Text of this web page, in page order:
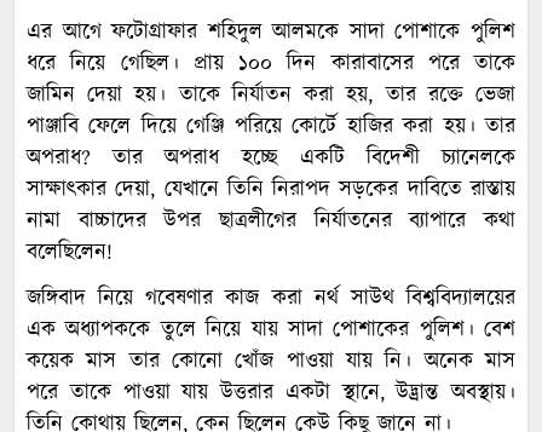
এর আগে ফটোগ্রাফার শহিদুল আলমকে সাদা পোশাকে পুলিশ
ধরে নিয়ে গেছিল। প্রায় ১০০ দিন কারাবাসের পরে তাকে
জামিন দেয়া হয়। তাকে নির্যাতন করা হয়, তার রক্তে ভেজা
পাঞ্জাবি ফেলে দিয়ে গেঞ্জি পরিয়ে কোর্টে হাজির করা হয়। তার
অপরাধ? তার অপরাধ হচ্ছে একটি বিদেশী চ্যানেলকে
সাক্ষাৎকার দেয়া, যেখানে তিনি নিরাপদ সড়কের দাবিতে রাস্তায়
নামা বাচ্চাদের উপর ছাত্রলীগের নির্যাতনের ব্যাপারে কথা
বলেছিলেন!
জঙ্গিবাদ নিয়ে গবেষণার কাজ করা নর্থ সাউথ বিশ্ববিদ্যালয়ের
এক অধ্যাপককে তুলে নিয়ে যায় সাদা পোশাকের পুলিশ। বেশ
কয়েক মাস তার কোনো খোঁজ পাওয়া যায় নি। অনেক মাস
পরে তাকে পাওয়া যায় উত্তরার একটা স্থানে, উদ্ভ্রান্ত অবস্থায়।
তিনি কোথায় ছিলেন, কেন ছিলেন কেউ কিছু জানে না।